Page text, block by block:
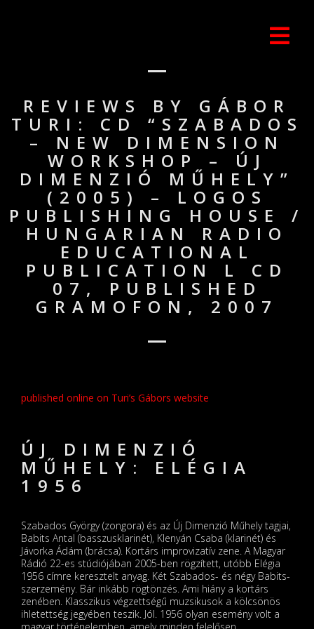
REVIEWS BY GÁBOR
TURI: CD “SZABADOS
– NEW DIMENSION
WORKSHOP – ÚJ
DIMENZIÓ MŰHELY”
(2005) – LOGOS
PUBLISHING HOUSE /
HUNGARIAN RADIO
EDUCATIONAL
PUBLICATION L CD
07, PUBLISHED
GRAMOFON, 2007
published online on Turi’s Gábors website
ÚJ DIMENZIÓ
MŰHELY: ELÉGIA
1956
Szabados György (zongora) és az Új Dimenzió Műhely tagjai,
Babits Antal (basszusklarinét), Klenyán Csaba (klarinét) és
Jávorka Ádám (brácsa). Kortárs improvizatív zene. A Magyar
Rádió 22-es stúdiójában 2005-ben rögzített, utóbb Elégia
1956 címre keresztelt anyag. Két Szabados- és négy Babits-
szerzemény. Bár inkább rögtönzés. Ami hiány a kortárs
zenében. Klasszikus végzettségű muzsikusok a kölcsönös
ihletettség jegyében teszik. Jól. 1956 olyan esemény volt a